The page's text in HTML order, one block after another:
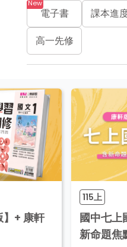
電子書
課本進
高一先修
】+ 康軒
115上
國中七上
新命題焦